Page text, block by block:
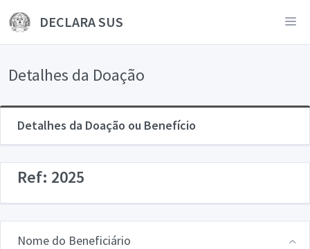
DECLARA SUS
Detalhes da Doação
Detalhes da Doação ou Benefício
Ref: 2025
Nome do Beneficiário